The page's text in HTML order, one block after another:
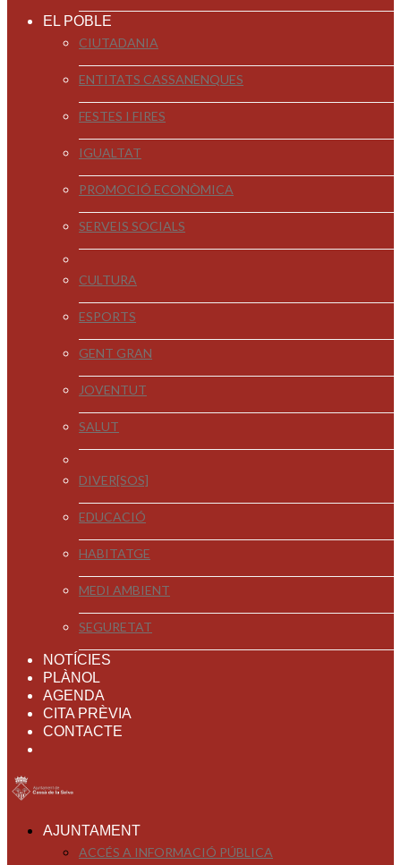
EL POBLE
CIUTADANIA
ENTITATS CASSANENQUES
FESTES I FIRES
IGUALTAT
PROMOCIÓ ECONÒMICA
SERVEIS SOCIALS
CULTURA
ESPORTS
GENT GRAN
JOVENTUT
SALUT
DIVER[SOS]
EDUCACIÓ
HABITATGE
MEDI AMBIENT
SEGURETAT
NOTÍCIES
PLÀNOL
AGENDA
CITA PRÈVIA
CONTACTE
AJUNTAMENT
ACCÉS A INFORMACIÓ PÚBLICA